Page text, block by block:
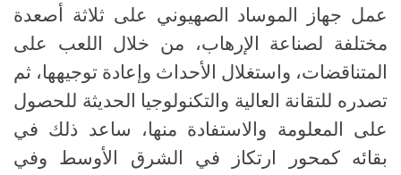
عمل جهاز الموساد الصهيوني على ثلاثة أصعدة
مختلفة لصناعة الإرهاب، من خلال اللعب على
المتناقضات، واستغلال الأحداث وإعادة توجيهها، ثم
تصدره للتقانة العالية والتكنولوجيا الحديثة للحصول
على المعلومة والاستفادة منها، ساعد ذلك في
بقائه كمحور ارتكاز في الشرق الأوسط وفي